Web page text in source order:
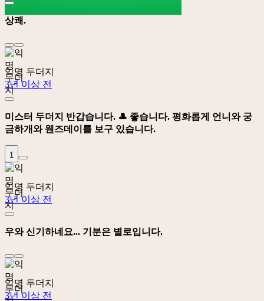
상쾌.
익명 두더지
3년 이상 전
미스터 두더지 반갑습니다. 🎩 좋습니다. 평화롭게 언니와 궁
금하개와 웬즈데이를 보구 있습니다.
1
익명 두더지
3년 이상 전
우와 신기하네요... 기분은 별로입니다.
익명 두더지
3년 이상 전